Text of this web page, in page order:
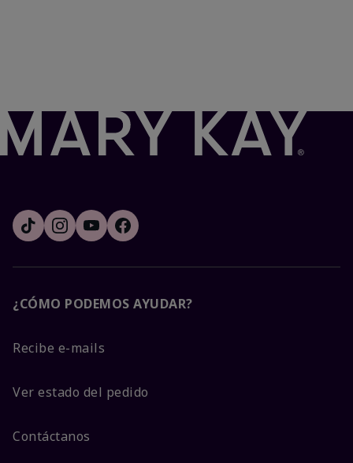
¿CÓMO PODEMOS AYUDAR?
Recibe e-mails
Ver estado del pedido
Contáctanos